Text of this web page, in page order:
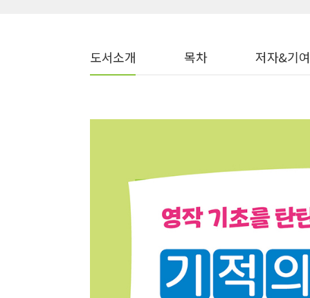
도서소개 목차 저자&기